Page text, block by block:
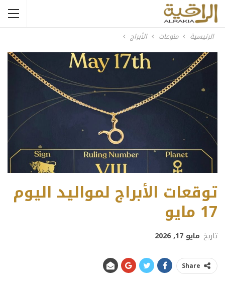
الرئيسية منوعات الأبراج
توقعات الأبراج لمواليد اليوم
17 مايو
تاريخ مايو 17, 2026
Share